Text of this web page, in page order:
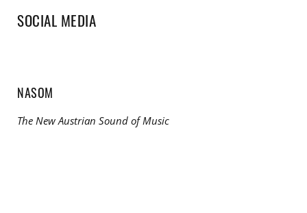
SOCIAL MEDIA
NASOM
The New Austrian Sound of Music